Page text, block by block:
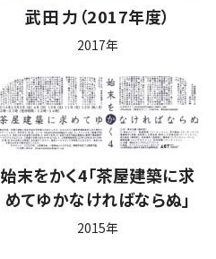
武田 力（2017年度）
2017年
始末をかく4「茶屋建築に求
めてゆかなければならぬ」
2015年